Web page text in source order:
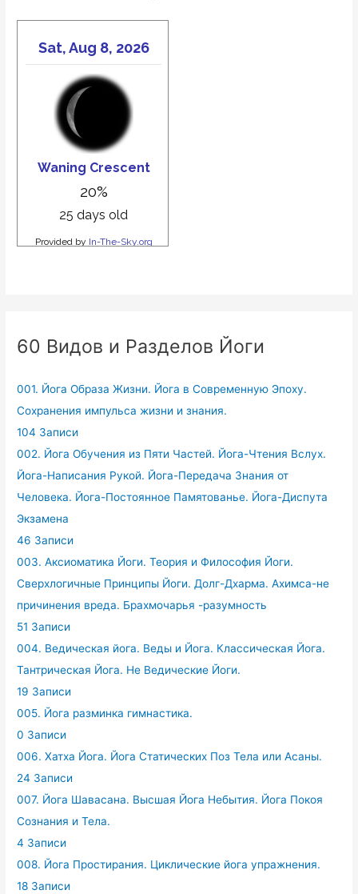
60 Видов и Разделов Йоги
001. Йога Образа Жизни. Йога в Современную Эпоху.
Сохранения импульса жизни и знания.
104 Записи
002. Йога Обучения из Пяти Частей. Йога-Чтения Вслух.
Йога-Написания Рукой. Йога-Передача Знания от
Человека. Йога-Постоянное Памятованье. Йога-Диспута
Экзамена
46 Записи
003. Аксиоматика Йоги. Теория и Философия Йоги.
Сверхлогичные Принципы Йоги. Долг-Дхарма. Ахимса-не
причинения вреда. Брахмочарья -разумность
51 Записи
004. Ведическая йога. Веды и Йога. Классическая Йога.
Тантрическая Йога. Не Ведические Йоги.
19 Записи
005. Йога разминка гимнастика.
0 Записи
006. Хатха Йога. Йога Статических Поз Тела или Асаны.
24 Записи
007. Йога Шавасана. Высшая Йога Небытия. Йога Покоя
Сознания и Тела.
4 Записи
008. Йога Простирания. Циклические йога упражнения.
18 Записи